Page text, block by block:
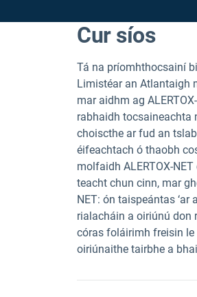
Cur síos
Tá na príomhthocsainí
Limistéar an Atlantaigh
mar aidhm ag
rabhaidh tocsaineachta
choiscthe ar fud an
éifeachtach ó thaobh
molfaidh ALERTOX-
teacht chun cinn, mar
NET: ón taispeántas
rialacháin a oiriúnú don
córas foláirimh freisin
oiriúnaithe tairbhe a